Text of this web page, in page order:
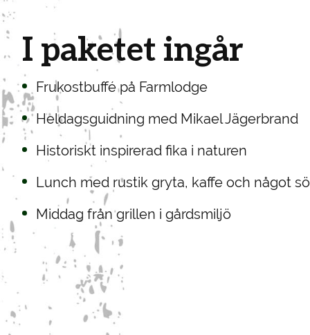
I paketet ingår
Frukostbuffé på Farmlodge
Heldagsguidning med Mikael Jägerbrand
Historiskt inspirerad fika i naturen
Lunch med rustik gryta, kaffe och något
Middag från grillen i gårdsmiljö